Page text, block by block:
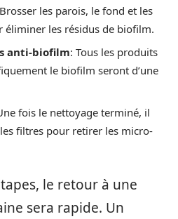
les parois, le fond et les
éliminer les résidus de biofilm.
anti-biofilm: Tous les produits
le biofilm seront d’une
fois le nettoyage terminé, il
filtres pour retirer les micro-
le retour à une
sera rapide. Un